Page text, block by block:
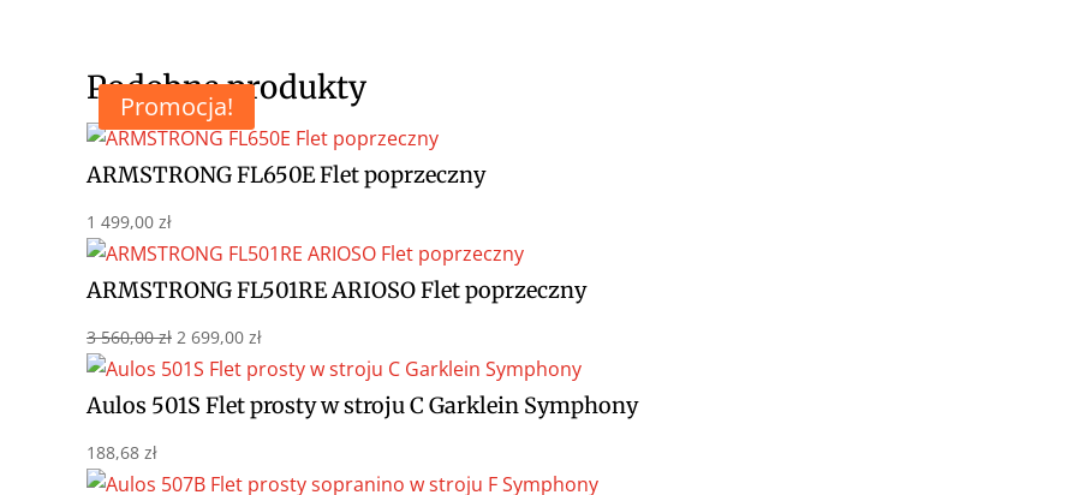
Podobne produkty
ARMSTRONG FL650E Flet poprzeczny
1 499,00 zł
Promocja!
ARMSTRONG FL501RE ARIOSO Flet poprzeczny
3 560,00zł Pierwotna
cena
wynosiła:
2 699,00 złAktualna
cena
wynosi:
Aulos 501S Flet prosty w stroju C Garklein Symphony
188,68 zł